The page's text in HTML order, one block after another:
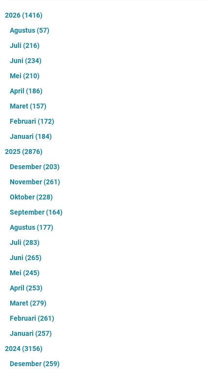
2026(1416)
Agustus(57)
Juli (216)
Juni (234)
Mei (210)
April (186)
Maret(157)
Februari (172)
Januari (184)
2025(2876)
Desember(203)
November(261)
Oktober(228)
September(164)
Agustus(177)
Juli (283)
Juni (265)
Mei (245)
April (253)
Maret(279)
Februari (261)
Januari (257)
2024(3156)
Desember(259)